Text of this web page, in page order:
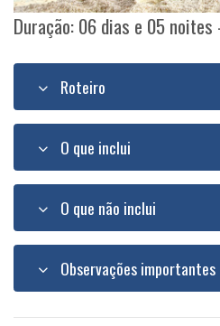
Duração: 06 dias e 05
Roteiro
O que inclui
O que não inclui
Observações importantes